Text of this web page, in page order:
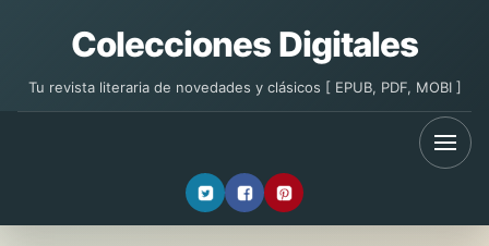
Colecciones Digitales
Tu revista literaria de novedades y clásicos [ EPUB, PDF, MOBI ]